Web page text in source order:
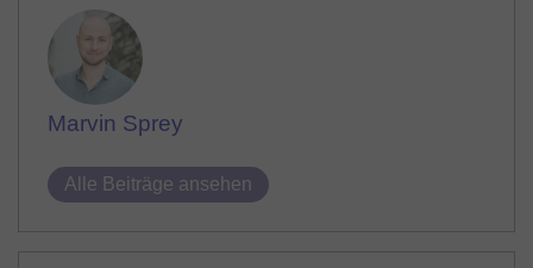
Marvin Sprey
Alle Beiträge ansehen